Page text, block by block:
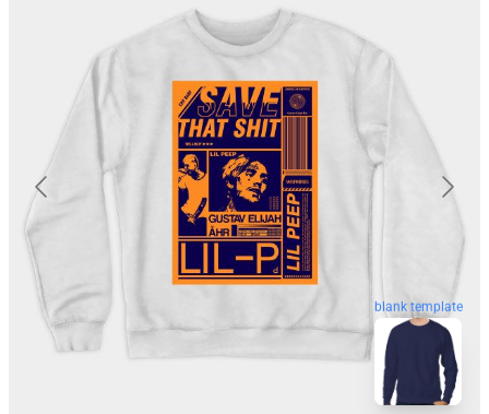
blank template